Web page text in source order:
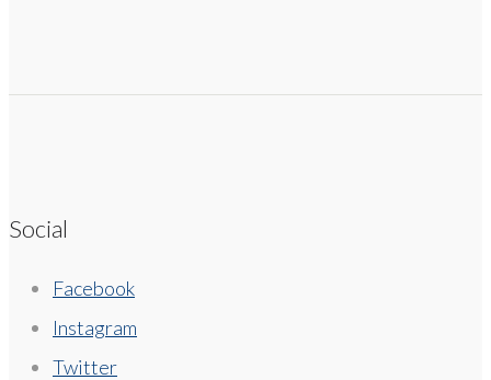
Social
Facebook
Instagram
Twitter